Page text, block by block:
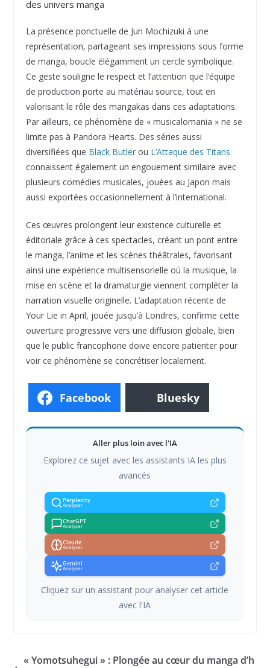
des univers manga
La présence ponctuelle de Jun Mochizuki à une
représentation, partageant ses impressions sous forme
de manga, boucle élégamment un cercle symbolique.
Ce geste souligne le respect et l’attention que l’équipe
de production porte au matériau source, tout en
valorisant le rôle des mangakas dans ces adaptations.
Par ailleurs, ce phénomène de « musicalomania » ne se
limite pas à Pandora Hearts. Des séries aussi
diversifiées que Black Butlerou L’Attaque des Titans
connaissent également un engouement similaire avec
plusieurs comédies musicales, jouées au Japon mais
aussi exportées occasionnellement à l’international.
Ces œuvres prolongent leur existence culturelle et
éditoriale grâce à ces spectacles, créant un pont entre
le manga, l’anime et les scènes théâtrales, favorisant
ainsi une expérience multisensorielle où la musique, la
mise en scène et la dramaturgie viennent compléter la
narration visuelle originelle. L’adaptation récente de
Your Lie in April, jouée jusqu’à Londres, confirme cette
ouverture progressive vers une diffusion globale, bien
que le public francophone doive encore patienter pour
voir ce phénomène se concrétiser localement.
Facebook Bluesky
Aller plus loin avec l'IA
Explorez ce sujet avec les assistants IA les plus
avancés
Perplexity
Analyser
ChatGPT
Analyser
Claude
Analyser
Gemini
Analyser
Cliquez sur un assistant pour analyser cet article
avec l'IA
« Yomotsuhegui » : Plongée au cœur du manga d’h